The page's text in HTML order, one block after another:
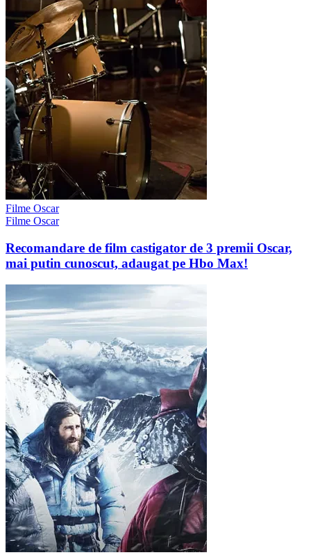
Filme Oscar
Filme Oscar
Recomandare de film castigator de 3 premii Oscar,
mai putin cunoscut, adaugat pe Hbo Max!